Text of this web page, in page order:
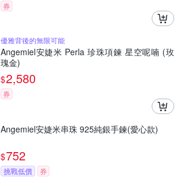
券
優雅背後的無限可能
Angemiel安婕米 Perla 珍珠項鍊 星空呢喃 (玫
瑰金)
$2,580
券
Angemiel安婕米串珠 925純銀手鍊(愛心款)
$752
挑戰低價 券